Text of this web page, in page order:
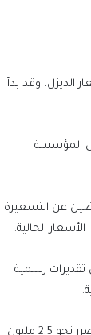
الديزل، وقد بدأ
إلى المؤسسة
عن التسعيرة
الحالية.
المتوقع -وفق تقديرات رسمية
وواجهت سوريا العام الماضي أزمة زراعية حادة بفعل موجة جفاف وصفت بالأسوأ منذ أكثر من 6 عقود، وتضرر نحو 2.5 مليون